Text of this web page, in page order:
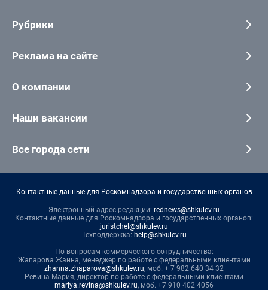
Рубрики
Реклама на сайте
О компании
Наши вакансии
Все города сети
Контактные данные для Роскомнадзора и государственных органов
Электронный адрес редакции: rednews@shkulev.ru
Контактные данные для Роскомнадзора и государственных органов:
juristchel@shkulev.ru
Техподдержка: help@shkulev.ru
По вопросам коммерческого сотрудничества:
Жапарова Жанна, менеджер по работе с федеральными клиентами
zhanna.zhaparova@shkulev.ru, моб. + 7 982 640 34 32
Ревина Мария, директор по работе с федеральными клиентами
mariya.revina@shkulev.ru, моб. +7 910 402 4056